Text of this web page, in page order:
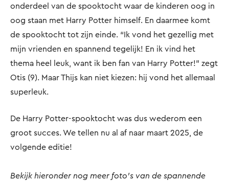
onderdeel van de spooktocht waar de kinderen oog in
oog staan met Harry Potter himself. En daarmee komt
de spooktocht tot zijn einde. “Ik vond het gezellig met
mijn vrienden en spannend tegelijk! En ik vind het
thema heel leuk, want ik ben fan van Harry Potter!” zegt
Otis (9). Maar Thijs kan niet kiezen: hij vond het allemaal
superleuk.
De Harry Potter-spooktocht was dus wederom een
groot succes. We tellen nu al af naar maart 2025, de
volgende editie!
Bekijk hieronder nog meer foto’s van de spannende